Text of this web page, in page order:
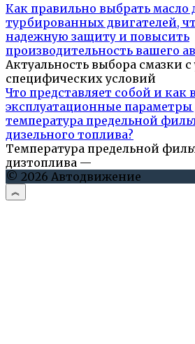
Как правильно выбрать масло
турбированных двигателей,
надежную защиту и повысить
производительность вашего
Актуальность выбора смазки с
специфических условий
Что представляет собой и как
эксплуатационные параметры
температура предельной
дизельного топлива?
Температура предельной
дизтоплива —
© 2026 Автодвижение